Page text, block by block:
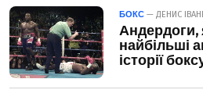
БОКС — ДЕНИС
Андердоги,
найбільші
історії